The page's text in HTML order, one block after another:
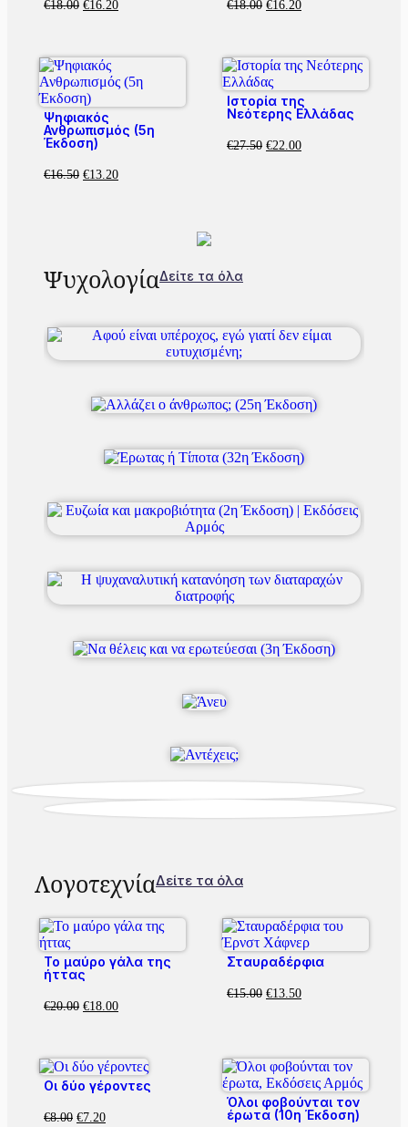
€18.00 €16.20 €18.00 €16.20
Ψηφιακός
Ανθρωπισμός (5η
Έκδοση)
€16.50 €13.20
Ιστορία της
Νεότερης Ελλάδας
€27.50 €22.00
ΨυχολογίαΔείτε τα όλα
ΛογοτεχνίαΔείτε τα όλα
Το μαύρο γάλα της
ήττας
€20.00 €18.00
Σταυραδέρφια
€15.00 €13.50
Οι δύο γέροντες
€8.00 €7.20
Όλοι φοβούνται τον
έρωτα (10η Έκδοση)